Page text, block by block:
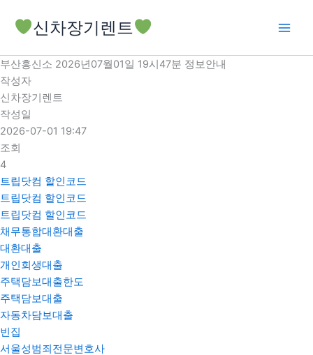
로
건
너
뛰
기
신차장기렌트
부산흥신소 2026년07월01일 19시47분 정보안내
작성자
신차장기렌트
작성일
2026-07-01 19:47
조회
4
트립닷컴 할인코드
트립닷컴 할인코드
트립닷컴 할인코드
채무통합대환대출
대환대출
개인회생대출
주택담보대출한도
주택담보대출
자동차담보대출
빈집
서울성범죄전문변호사